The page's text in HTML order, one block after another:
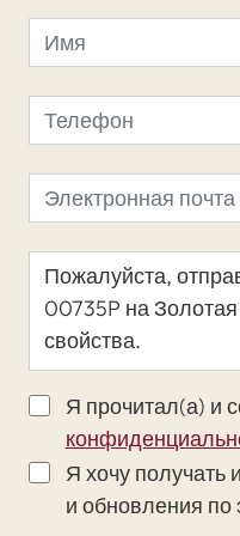
Я прочитал(а) и
Я хочу
и обновления по